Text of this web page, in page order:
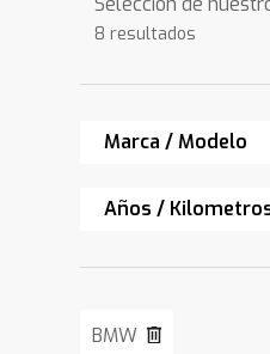
8 resultados
Marca / Modelo
Años /
BMW